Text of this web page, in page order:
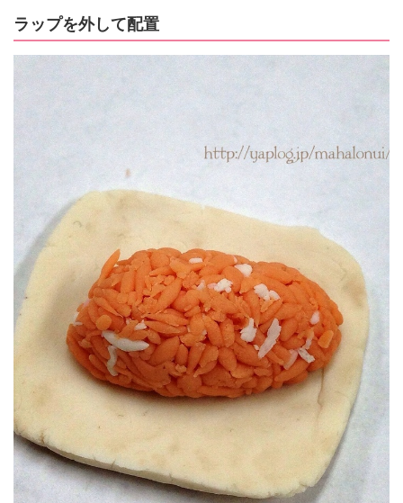
ラップを外して配置